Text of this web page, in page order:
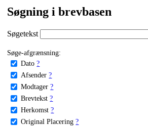
Søgning i brevbasen
Søgetekst
Søge-afgrænsning:
Dato ?
Afsender ?
Modtager ?
Brevtekst ?
Herkomst ?
Original Placering ?